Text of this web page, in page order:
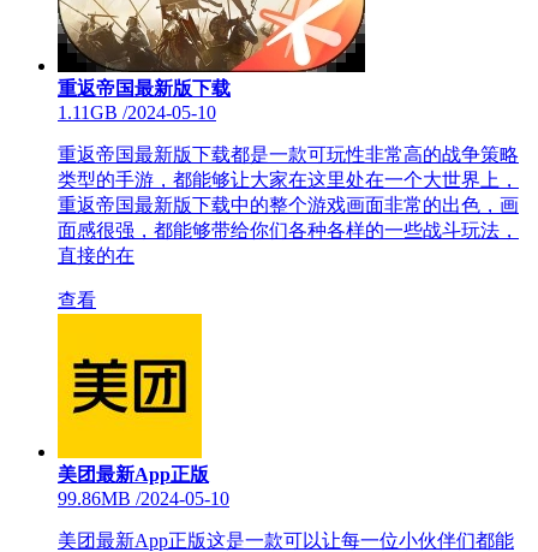
重返帝国最新版下载
1.11GB /2024-05-10
重返帝国最新版下载都是一款可玩性非常高的战争策略
类型的手游，都能够让大家在这里处在一个大世界上，
重返帝国最新版下载中的整个游戏画面非常的出色，画
面感很强，都能够带给你们各种各样的一些战斗玩法，
直接的在
查看
美团最新App正版
99.86MB /2024-05-10
美团最新App正版这是一款可以让每一位小伙伴们都能